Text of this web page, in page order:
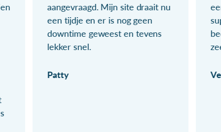
aangevraagd. Mijn site draait nu
een tijdje en er is nog geen
downtime geweest en tevens
lekker snel.
Patty